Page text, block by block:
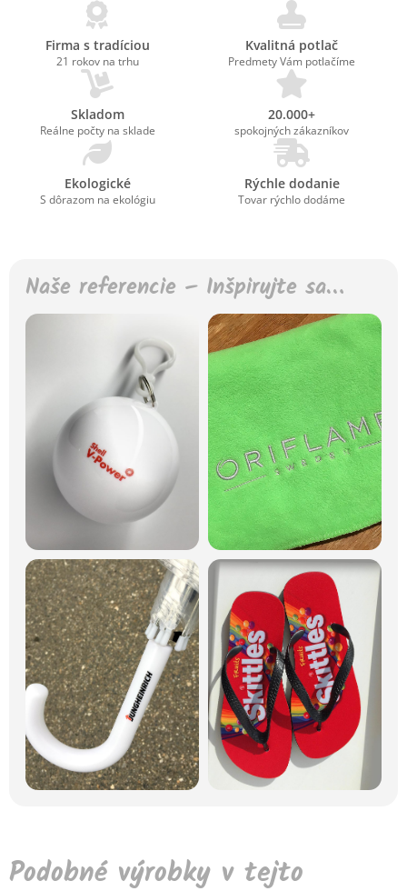
Firma s tradíciou
21 rokov na trhu
Kvalitná potlač
Predmety Vám potlačíme
Skladom
Reálne počty na sklade
20.000+
spokojných zákazníkov
Ekologické
S dôrazom na ekológiu
Rýchle dodanie
Tovar rýchlo dodáme
Naše referencie – Inšpirujte sa…
Podobné výrobky v tejto